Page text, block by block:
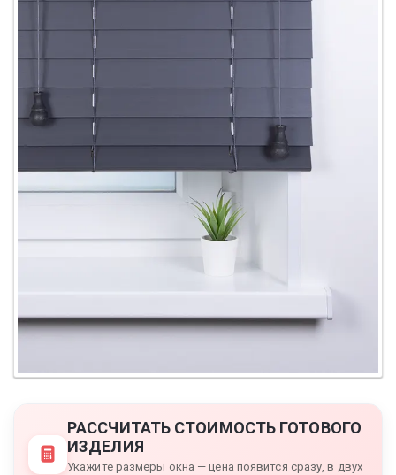
РАССЧИТАТЬ СТОИМОСТЬ ГОТОВОГО
ИЗДЕЛИЯ
Укажите размеры окна — цена появится сразу, в двух